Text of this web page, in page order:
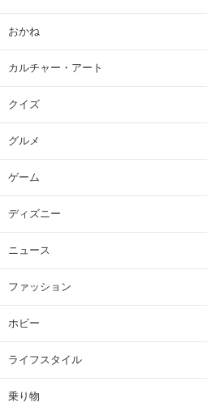
おかね
カルチャー・アート
クイズ
グルメ
ゲーム
ディズニー
ニュース
ファッション
ホビー
ライフスタイル
乗り物